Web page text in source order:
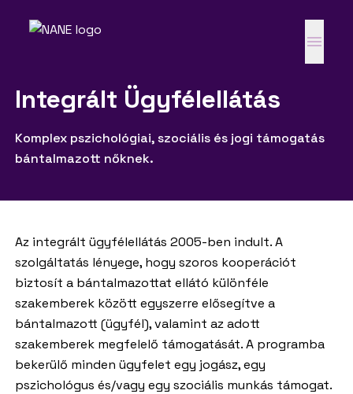
Integrált Ügyfélellátás
Komplex pszichológiai, szociális és jogi támogatás
bántalmazott nőknek.
Az integrált ügyfélellátás 2005-ben indult. A
szolgáltatás lényege, hogy szoros kooperációt
biztosít a bántalmazottat ellátó különféle
szakemberek között egyszerre elősegítve a
bántalmazott (ügyfél), valamint az adott
szakemberek megfelelő támogatását. A programba
bekerülő minden ügyfelet egy jogász, egy
pszichológus és/vagy egy szociális munkás támogat.